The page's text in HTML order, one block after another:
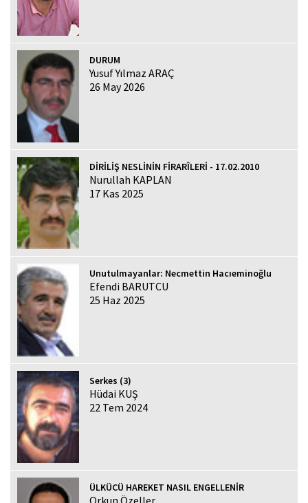
DURUM
Yusuf Yılmaz ARAÇ
26 May 2026
DİRİLİŞ NESLİNİN FİRARÎLERİ - 17.02.2010
Nurullah KAPLAN
17 Kas 2025
Unutulmayanlar: Necmettin Hacıeminoğlu
Efendi BARUTCU
25 Haz 2025
Serkes (3)
Hüdai KUŞ
22 Tem 2024
ÜLKÜCÜ HAREKET NASIL ENGELLENİR
Orkun Özeller